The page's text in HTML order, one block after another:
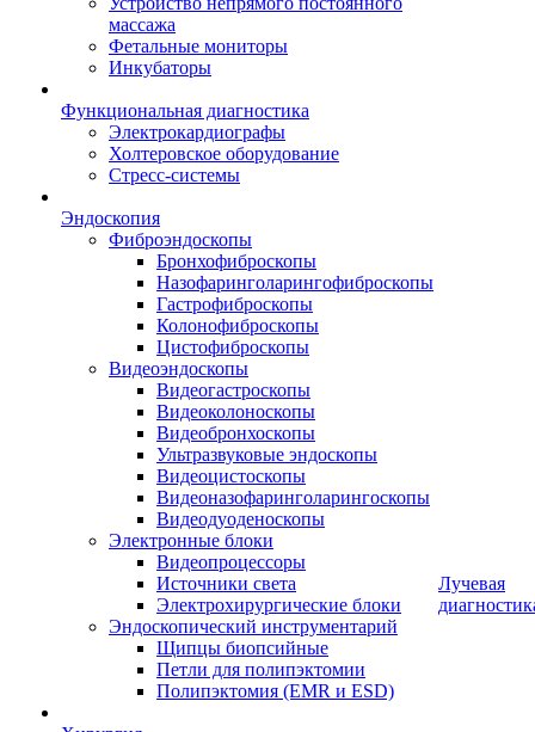
массажа
Фетальные мониторы
Инкубаторы
Функциональная диагностика
Электрокардиографы
Холтеровское оборудование
Стресс-системы
Эндоскопия
Фиброэндоскопы
Бронхофиброскопы
Назофаринголарингофиброскопы
Гастрофиброскопы
Колонофиброскопы
Цистофиброскопы
Видеоэндоскопы
Видеогастроскопы
Видеоколоноскопы
Видеобронхоскопы
Ультразвуковые эндоскопы
Видеоцистоскопы
Видеоназофаринголарингоскопы
Видеодуоденоскопы
Электронные блоки
Видеопроцессоры
Источники света
Электрохирургические блоки
Эндоскопический инструментарий
Щипцы биопсийные
Петли для полипэктомии
Полипэктомия (EMR и ESD)
Лучевая